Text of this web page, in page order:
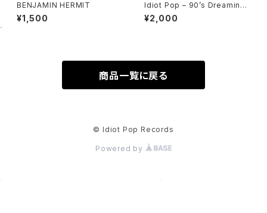
BENJAMIN HERMIT
¥1,500
Idiot Pop – 90’s Dreaming I
am Dreaming (CD)
¥2,000
商品一覧に戻る
© Idiot Pop Records
Powered by